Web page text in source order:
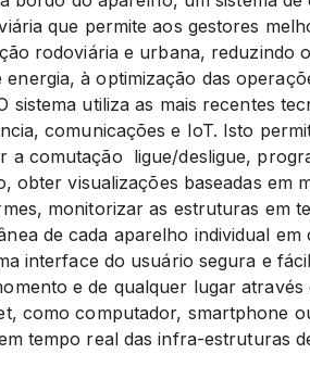
que permite aos gestores
rodoviária e urbana, reduzindo
à optimização das
sistema utiliza as mais recentes
comunicações e IoT. Isto
a comutação ligue/desligue,
obter visualizações baseadas em
monitorizar as estruturas em
de cada aparelho individual em
interface do usuário segura e
e de qualquer lugar através
como computador, smartphone
tempo real das infra-estruturas